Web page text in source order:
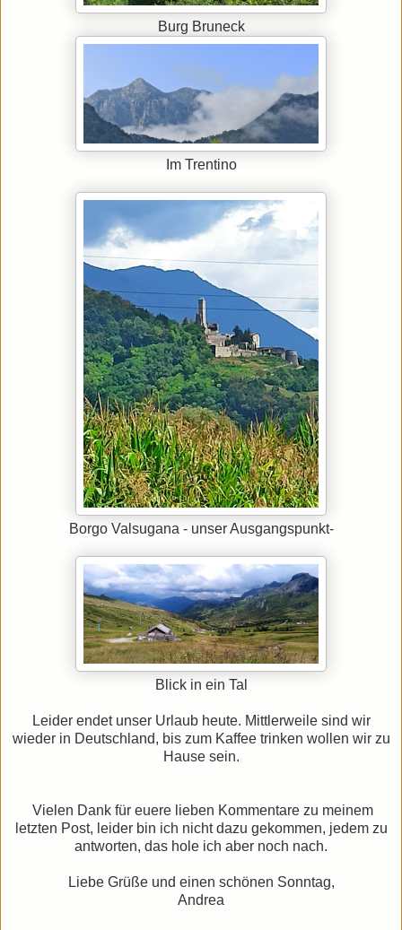
Burg Bruneck
Im Trentino
Borgo Valsugana - unser Ausgangspunkt-
Blick in ein Tal
Leider endet unser Urlaub heute. Mittlerweile sind wir
wieder in Deutschland, bis zum Kaffee trinken wollen wir zu
Hause sein.
Vielen Dank für euere lieben Kommentare zu meinem
letzten Post, leider bin ich nicht dazu gekommen, jedem zu
antworten, das hole ich aber noch nach.
Liebe Grüße und einen schönen Sonntag,
Andrea